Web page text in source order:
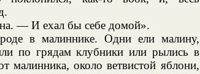
— И ехал бы себе домой».
в малиннике. Одни ели малину,
по грядам клубники или рылись в
малинника, около ветвистой яблони,